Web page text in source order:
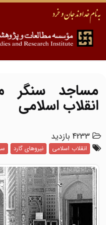
مساجد سنگر
انقلاب اسلامی
4233 بازدید
انقلاب اسلامی نیروهای گارد